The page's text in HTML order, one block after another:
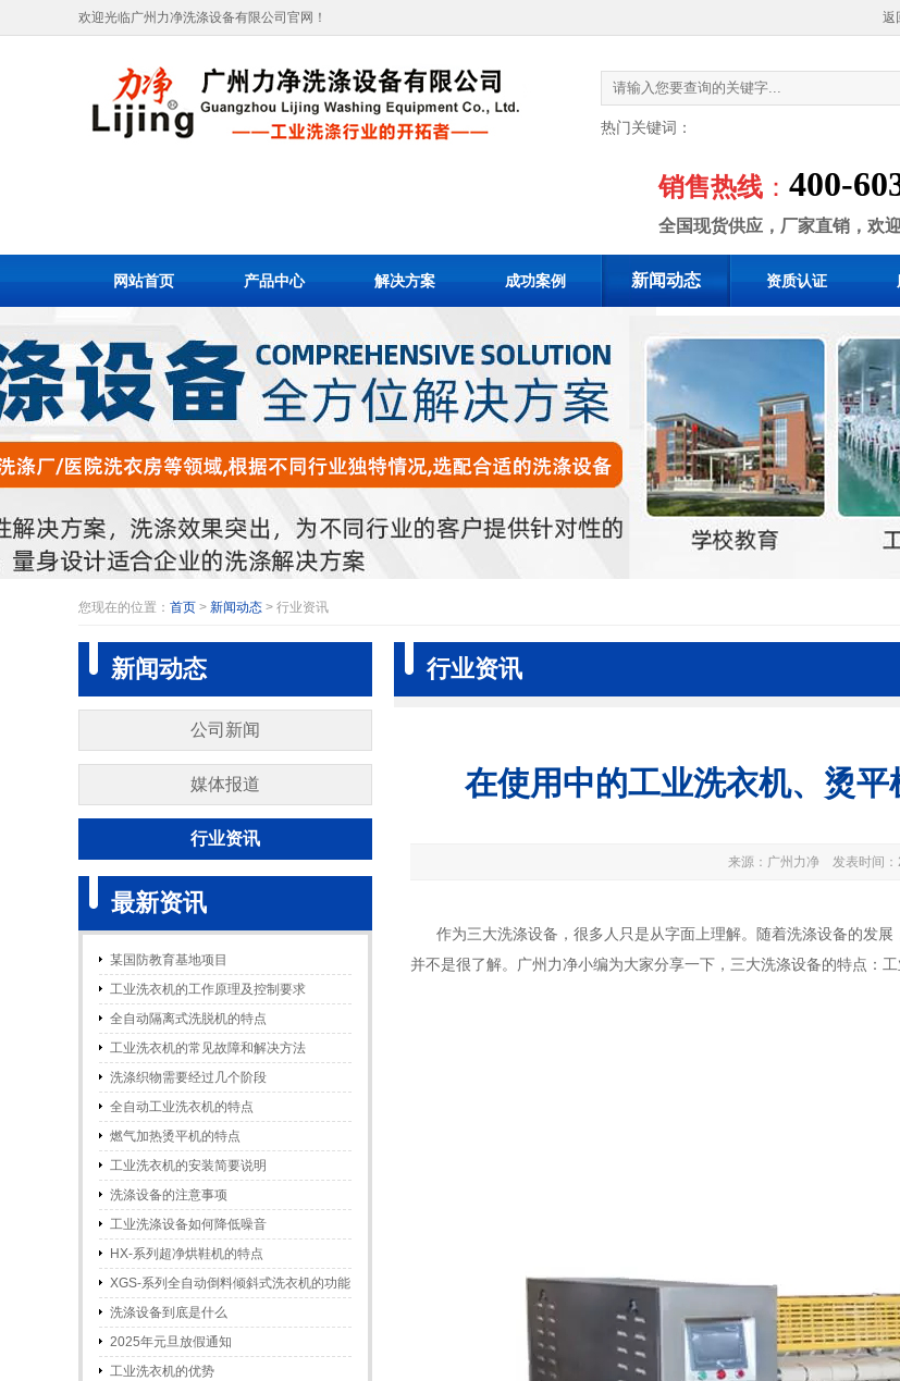
欢迎光临广州力净洗涤设备有限公司官网！ 返
热门关键词：
销售热线 ： 400-
全国现货供应，厂家直销，欢
网站首页 产品中心 解决方案 成功案例 新闻动态 资质认证
您现在的位置： 首页 > 新闻动态 > 行业资讯
新闻动态
公司新闻
媒体报道
行业资讯
最新资讯
某国防教育基地项目
工业洗衣机的工作原理及控制要求
全自动隔离式洗脱机的特点
工业洗衣机的常见故障和解决方法
洗涤织物需要经过几个阶段
全自动工业洗衣机的特点
燃气加热烫平机的特点
工业洗衣机的安装简要说明
洗涤设备的注意事项
工业洗涤设备如何降低噪音
HX-系列超净烘鞋机的特点
XGS-系列全自动倒料倾斜式洗衣机的功能
和特点
洗涤设备到底是什么
2025年元旦放假通知
工业洗衣机的优势
行业资讯
在使用中的工业洗衣机、烫
来源：广州力净 发表时间
作为三大洗涤设备 ，很多人只是从字面上理解。随着洗涤设备的发
并不是很了解。广州力净小编为大家分享一下，三大洗涤设备的特点：